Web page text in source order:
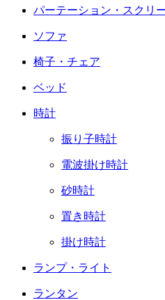
パーテーション・スクリ
ソファ
椅子・チェア
ベッド
時計
振り子時計
電波掛け時計
砂時計
置き時計
掛け時計
ランプ・ライト
ランタン